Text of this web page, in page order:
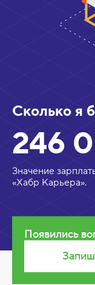
п
Сколько я
246
Значение
«Хабр Карьера».
Появились